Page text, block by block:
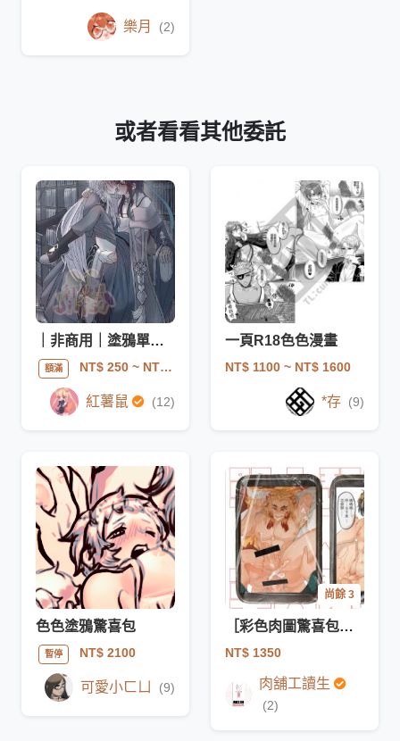
樂月 (2)
或者看看其他委託
｜非商用｜塗鴉單人/雙人色圖
額滿 NT$ 250~ NT$ 2000
紅薯鼠 (12)
一頁R18色色漫畫
NT$ 1100 ~ NT$ 1600
*存 (9)
色色塗鴉驚喜包
暫停 NT$ 2100
可愛小ㄈㄩ (9)
尚餘 3
［彩色肉圖驚喜包］-單人
NT$ 1350
肉舖工讀生
(2)